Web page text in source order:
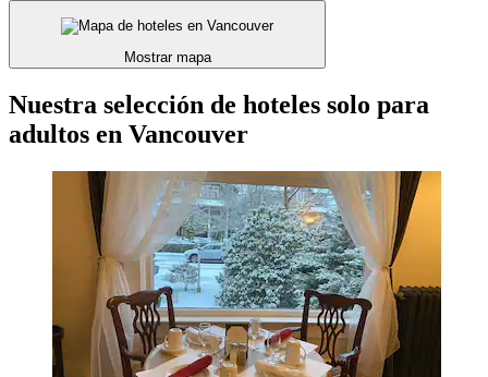
Mostrar mapa
Nuestra selección de hoteles solo para
adultos en Vancouver